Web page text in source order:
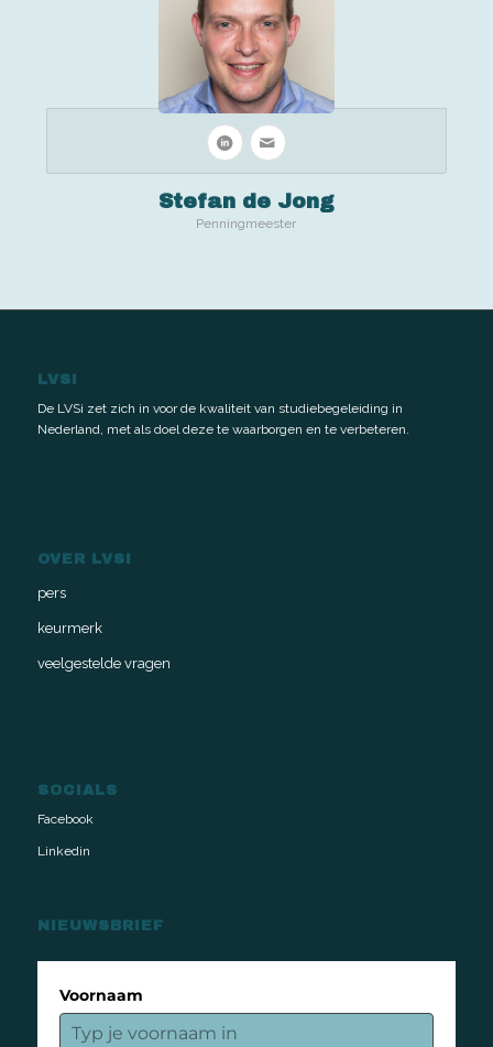
Stefan de Jong
Penningmeester
LVSI
De LVSi zet zich in voor de kwaliteit van studiebegeleiding in
Nederland, met als doel deze te waarborgen en te verbeteren.
OVER LVSI
pers
keurmerk
veelgestelde vragen
SOCIALS
Facebook
Linkedin
NIEUWSBRIEF
Voornaam